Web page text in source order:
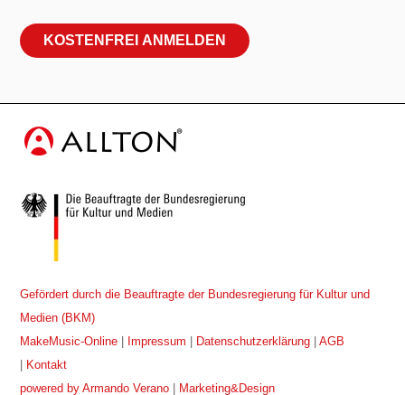
Gefördert durch die Beauftragte der Bundesregierung für Kultur und
Medien (BKM)
MakeMusic-Online | Impressum | Datenschutzerklärung |AGB
| Kontakt
powered by Armando Verano | Marketing&Design